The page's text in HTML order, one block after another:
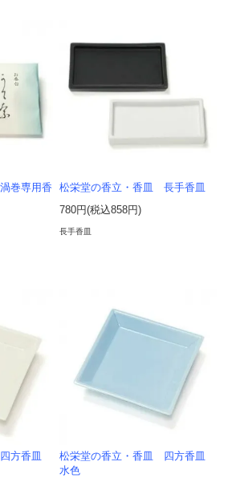
巻専用香
松栄堂の香立・香皿 長手香皿
780円(税込858円)
長手香皿
方香皿
松栄堂の香立・香皿 四方香皿
水色